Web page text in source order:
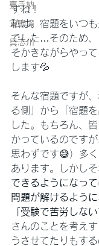
嘉手納
宜野湾
具志川
すね！
私は、宿題をいつ
でした…そのため、
そかきながらやっ
します💦
そんな宿題ですが
る側」から「宿題
した。もちろん、
かっているのです
思わずです😅）多
あります。しかしそ
できるようになっ
問題が解けるように
「受験で苦労しな
さんのことを考え
うさせてたりもす